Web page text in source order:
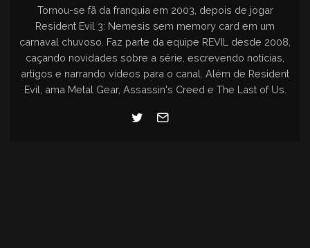
Tornou-se fã da franquia em 2003, depois de jogar
Resident Evil 3: Nemesis sem memory card em um
carnaval chuvoso. Faz parte da equipe REVIL desde 2008,
caçando novidades sobre a série, escrevendo notícias,
artigos e narrando vídeos para o canal. Além de Resident
Evil, ama Metal Gear, Assassin's Creed e The Last of Us.